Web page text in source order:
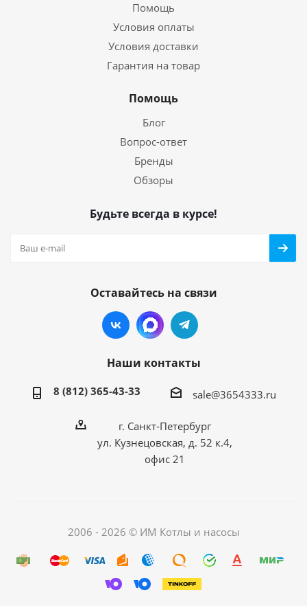
Помощь
Условия оплаты
Условия доставки
Гарантия на товар
Помощь
Блог
Вопрос-ответ
Бренды
Обзоры
Будьте всегда в курсе!
Оставайтесь на связи
Наши контакты
8 (812) 365-43-33 sale@3654333.ru
г. Санкт-Петербург
ул. Кузнецовская, д. 52 к.4,
офис 21
2006 - 2026 © ИМ Котлы и насосы